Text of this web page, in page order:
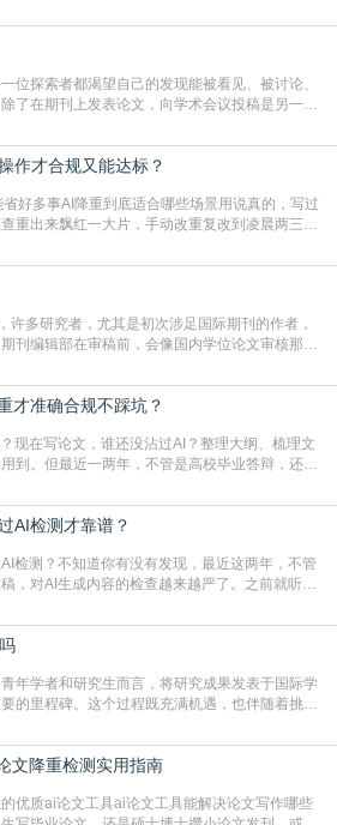
术写作的理解。如何系统、高效地打磨自己的论
符合国际期刊的要求，是每位研究者值得投入学
心小编就为大家介
位探索者都渴望自己的发现能被看见、被讨论、
了在期刊上发表论文，向学术会议投稿是另一个
体研究与社会网络。本篇AEIC学术交流中心小编
”。一、加速研究成果的传播与反馈学术会议通
。相比期刊漫长的
作才合规又能达标？
好多事AI降重到底适合哪些场景用说真的，写过
重出来飘红一大片，手动改重复改到凌晨两三
的就是救命稻草，选对工具，半天就能搞定你两
都需要用AI降重，但如果你符合下面这些场景，
远超要
许多研究者，尤其是初次涉足国际期刊的作者，
刊编辑部在审稿前，会像国内学位论文审核那
期刊对重复内容的审查是严谨投稿流程中不可
中心小编就为大家介绍“投稿SCI有查重吗”。
的：绝大多数S
才准确合规不踩坑？
现在写论文，谁还没沾过AI？整理大纲、梳理文
到。但最近一两年，不管是高校毕业答辩，还是
AI查重和普通查重到底有啥区别？这里说透：普
文献的重复比例，防的是抄袭；AI查重查的是你
防的是过
AI检测才靠谱？
检测？不知道你有没有发现，最近这两年，不管
，对AI生成内容的检查越来越严了。之前就听身
规范，真的太冤了。现在国内多数高校和核心期
：如果使用AI生成内容辅助写作，必须明确标
定为不符合学
年学者和研究生而言，将研究成果发表于国际学
的里程碑。这个过程既充满机遇，也伴随着挑
不好发表？其价值和难度究竟如何衡量。本篇
介绍“国际学术会议论文好发表吗”。一、会议论
比，国际会议论文的发
文降重检测实用指南
优质ai论文工具ai论文工具能解决论文写作哪些